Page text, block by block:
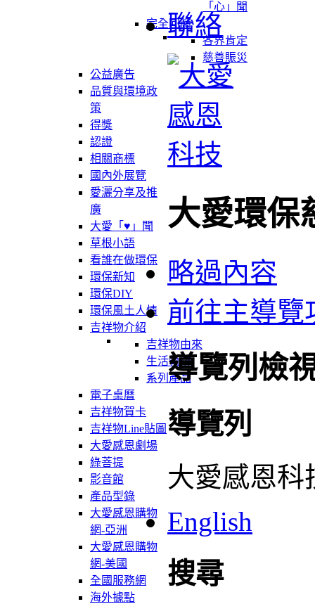
「心」聞
完全回饋
各界肯定
慈善賑災
公益廣告
品質與環境政
策
得獎
認證
相關商標
國內外展覽
愛灑分享及推
廣
大愛「♥」聞
草根小語
看誰在做環保
環保新知
環保DIY
環保風土人情
吉祥物介紹
吉祥物由來
生活軌跡
系列產品
電子桌曆
吉祥物賀卡
吉祥物Line貼圖
大愛感恩劇場
綠菩提
影音館
產品型錄
大愛感恩購物
網-亞洲
大愛感恩購物
網-美國
全國服務網
海外據點
聯絡
大愛環保
略過內容
前往主導覽
導覽列檢
導覽列
大愛感恩科
English
搜尋